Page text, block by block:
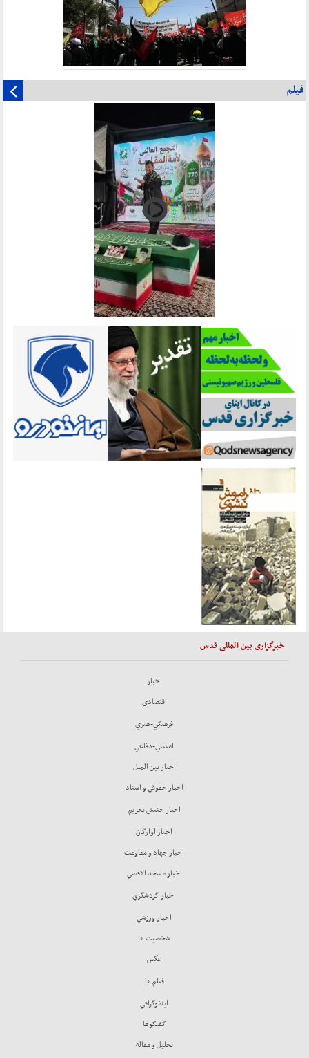
فیلم
خبرگزاری بین المللی قدس
اخبار
اقتصادي
فرهنگي-هنري
امنيتي-دفاعي
اخبار بين الملل
اخبار حقوقي و اسناد
اخبار جنبش تحريم
اخبار آوارگان
اخبار جهاد و مقاومت
اخبار مسجد الاقصي
اخبار گردشگري
اخبار ورزشي
شخصيت ها
عكس
فيلم ها
اينفوگرافي
گفتگوها
تحليل و مقاله